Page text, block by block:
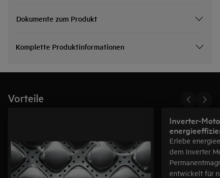
Dokumente zum Produkt
Komplette Produktinformationen
Vorteile
Inverter-
Erlebe
dem Inverter
entwickelt für